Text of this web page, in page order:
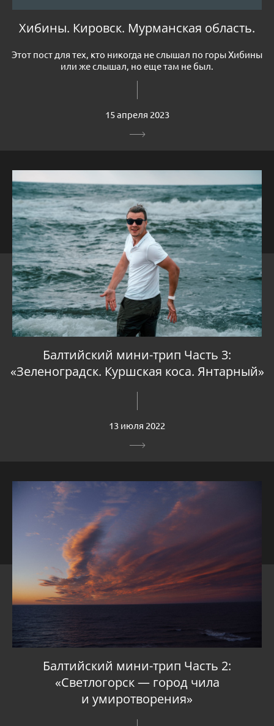
Хибины. Кировск. Мурманская область.
Этот пост для тех, кто никогда не слышал по горы Хибины
или же слышал, но еще там не был.
15 апреля 2023
Балтийский мини-трип Часть 3:
«Зеленоградск. Куршская коса. Янтарный»
13 июля 2022
Балтийский мини-трип Часть 2:
«Светлогорск — город чила
и умиротворения»